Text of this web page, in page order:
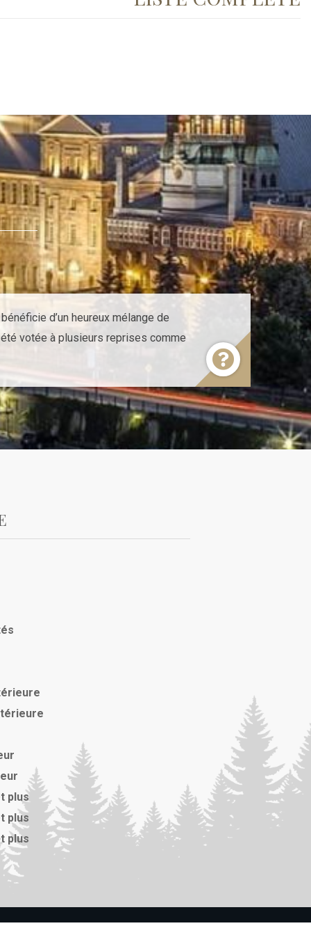
d’un heureux mélange de
votée à plusieurs reprises comme
plus
plus
plus